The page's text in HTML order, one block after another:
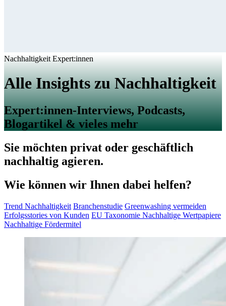
Nachhaltigkeit Expert:innen
Alle Insights zu Nachhaltigkeit
Expert:innen-Interviews, Podcasts,
Blogartikel & vieles mehr
Sie möchten privat oder geschäftlich
nachhaltig agieren.
Wie können wir Ihnen dabei helfen?
Trend Nachhaltigkeit Branchenstudie Greenwashing vermeiden
Erfolgsstories von Kunden EU Taxonomie Nachhaltige Wertpapiere
Nachhaltige Fördermitel